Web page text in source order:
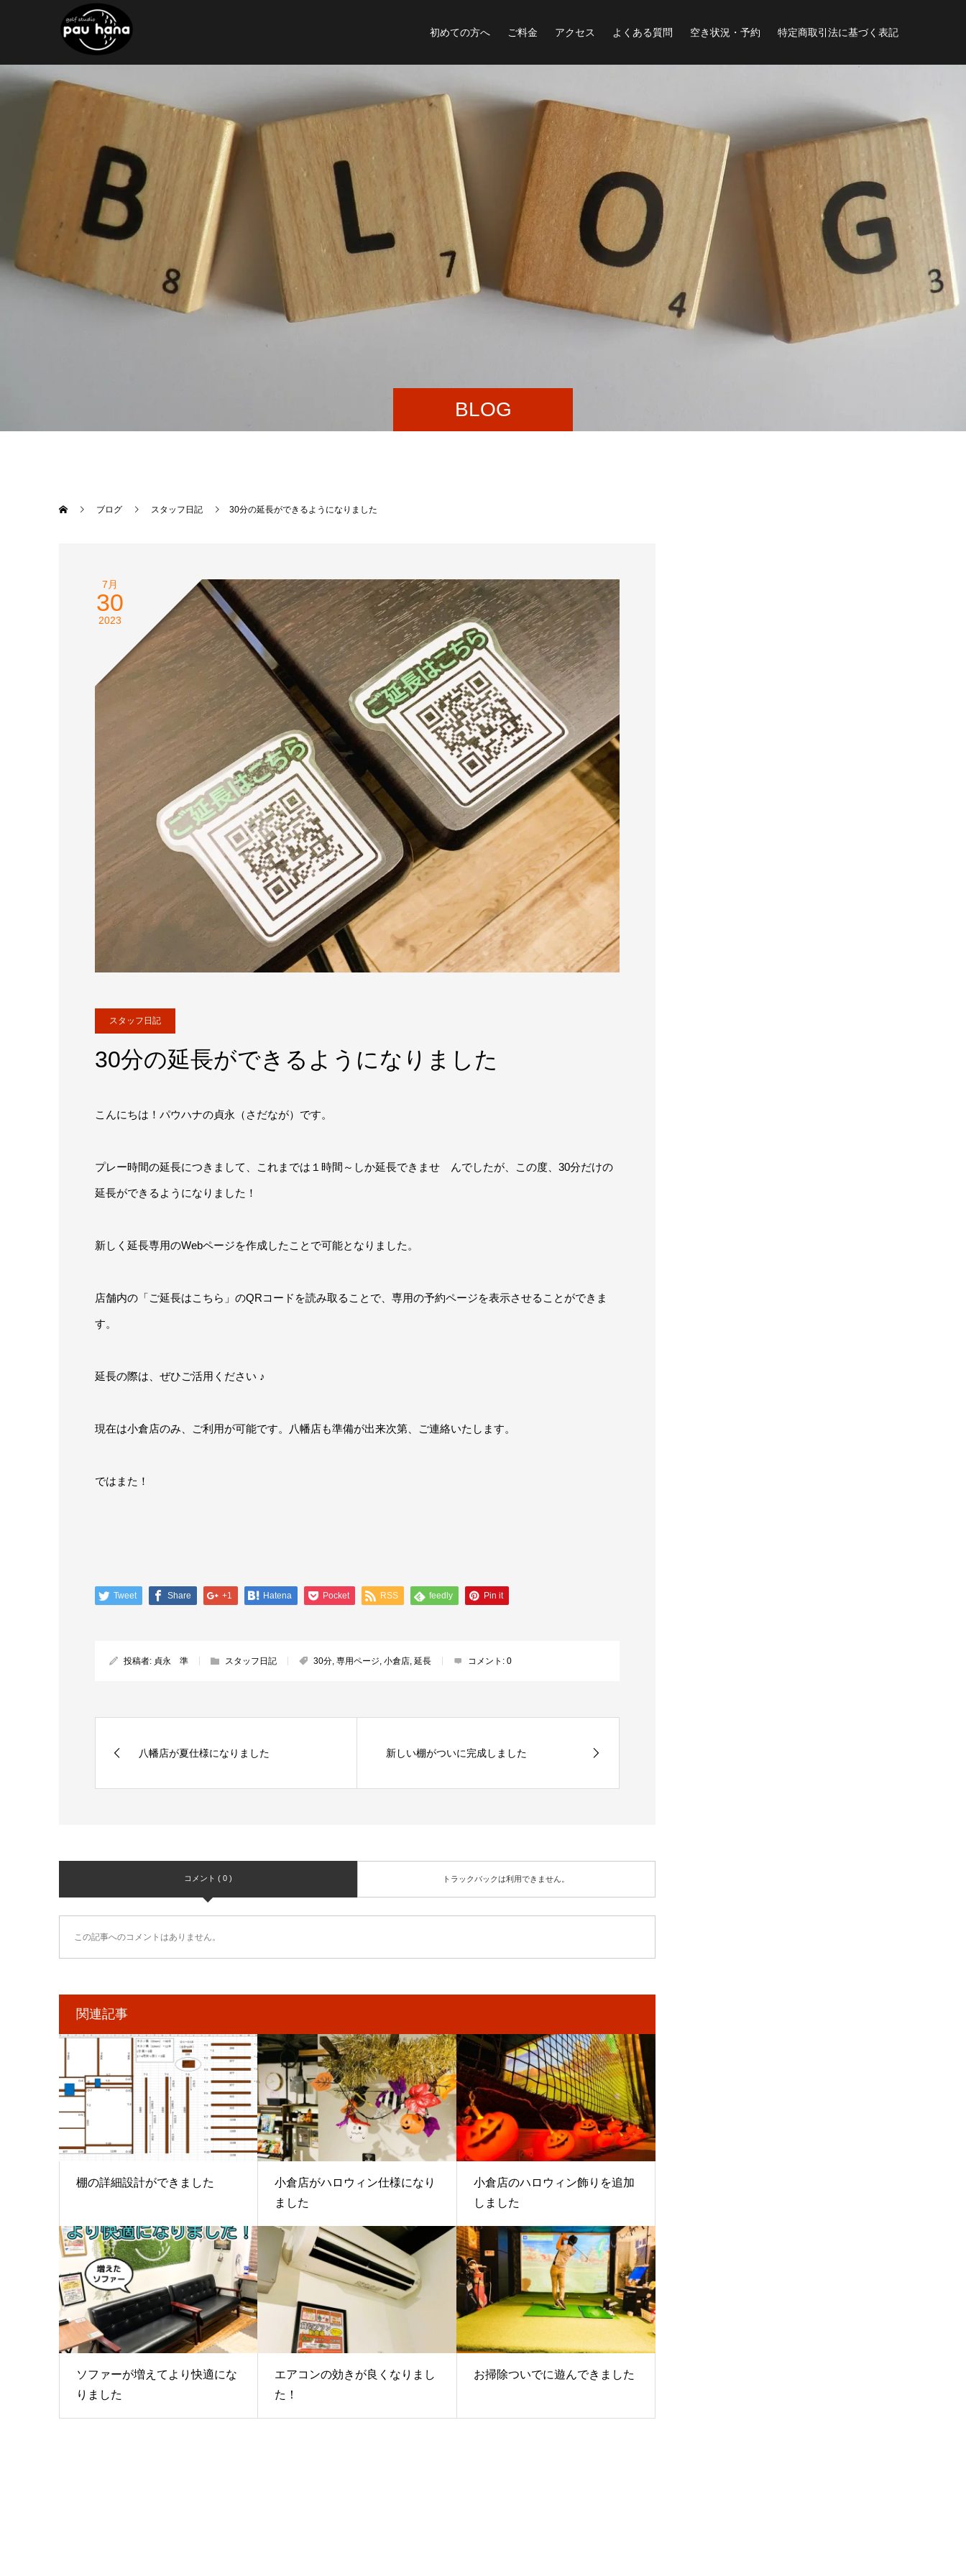
初めての方へ ご料金 アクセス よくある質問 空き状況・予約 特定商取引法に基づく表記
BLOG
ブログ スタッフ日記 30分の延長ができるようになりました
7月
30
2023
スタッフ日記
30分の延長ができるようになりました
こんにちは！パウハナの貞永（さだなが）です。
プレー時間の延長につきまして、これまでは１時間～しか延長できませ んでしたが、この度、30分だけの
延長ができるようになりました！
新しく延長専用のWebページを作成したことで可能となりました。
店舗内の「ご延長はこちら」のQRコードを読み取ることで、専用の予約ページを表示させることができま
す。
延長の際は、ぜひご活用ください ♪
現在は小倉店のみ、ご利用が可能です。八幡店も準備が出来次第、ご連絡いたします。
ではまた！
Tweet Share +1 Hatena Pocket RSS feedly Pin it
投稿者: 貞永 準 スタッフ日記 30分, 専用ページ, 小倉店, 延長 コメント: 0
八幡店が夏仕様になりました 新しい棚がついに完成しました
コメント ( 0 ) トラックバックは利用できません。
この記事へのコメントはありません。
関連記事
棚の詳細設計ができました
小倉店がハロウィン仕様になり
ました
小倉店のハロウィン飾りを追加
しました
ソファーが増えてより快適にな
りました
エアコンの効きが良くなりまし
た！
お掃除ついでに遊んできました